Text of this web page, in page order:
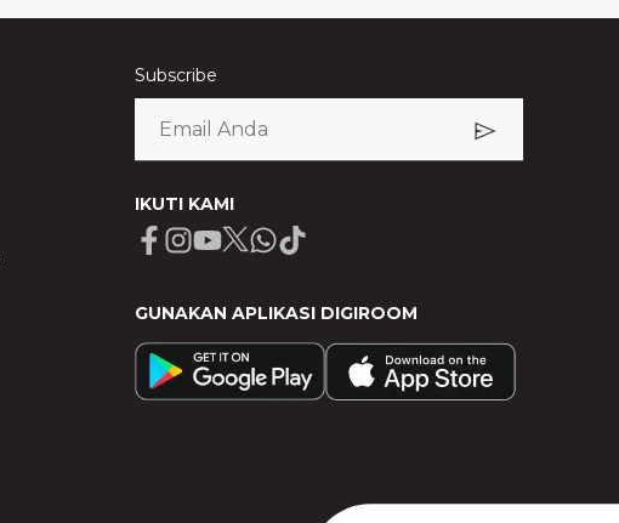
Subscribe
IKUTI KAMI
Facebook
Instagram
Youtube
X Whatsapp
Tiktok
GUNAKAN APLIKASI DIGIROOM